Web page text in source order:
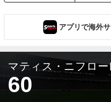
アプリで海外
マティス・ニフロー
60